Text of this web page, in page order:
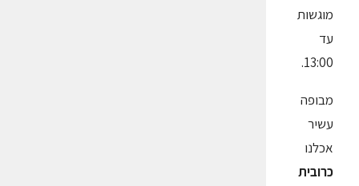
מוגשות
עד
13:00.
מבופה
עשיר
אכלנו
כרובית